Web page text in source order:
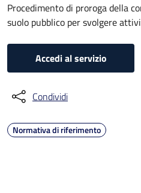
Procedimento di proroga della
suolo pubblico per svolgere
Accedi al servizio
Condividi
Normativa di riferimento